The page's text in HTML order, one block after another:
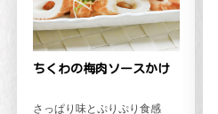
ちくわの梅肉ソースかけ
さっぱり味とぷりぷり食感